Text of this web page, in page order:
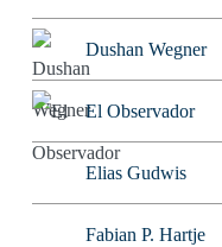
Dushan Wegner
El Observador
Elias Gudwis
Fabian P. Hartje